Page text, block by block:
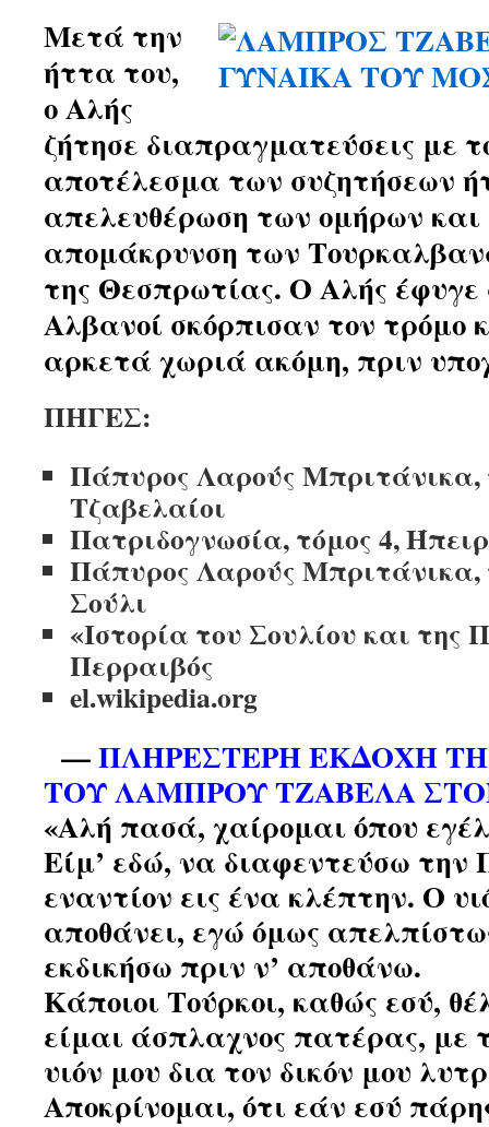
Μετά την
ήττα του,
ο Αλής
ζήτησε διαπραγματεύσεις με
αποτέλεσμα των συζητήσεων
απελευθέρωση των ομήρων και
απομάκρυνση των
της Θεσπρωτίας. Ο Αλής
Αλβανοί σκόρπισαν τον τρόμο
αρκετά χωριά ακόμη, πριν
ΠΗΓΕΣ:
Πάπυρος Λαρούς Μπριτάνικα,
Τζαβελαίοι
Πατριδογνωσία, τόμος 4,
Πάπυρος Λαρούς Μπριτάνικα,
Σούλι
«Ιστορία του Σουλίου και της
Περραιβός
el.wikipedia.org
—ΠΛΗΡΕΣΤΕΡΗ ΕΚΔΟΧΗ
ΤΟΥ ΛΑΜΠΡΟΥ ΤΖΑΒΕΛΑ
«Αλή πασά, χαίρομαι όπου
Είμ’ εδώ, να διαφεντεύσω την
εναντίον εις ένα κλέπτην. Ο
αποθάνει, εγώ όμως
εκδικήσω πριν ν’ αποθάνω.
Κάποιοι Τούρκοι, καθώς εσύ,
είμαι άσπλαχνος πατέρας, με
υιόν μου δια τον δικόν μου
Αποκρίνομαι, ότι εάν εσύ